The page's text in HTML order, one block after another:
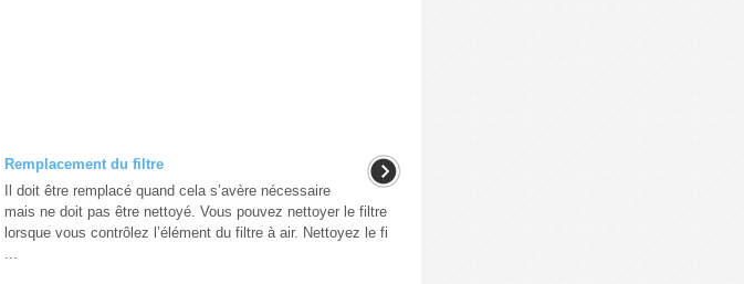
Remplacement du filtre
Il doit être remplacé quand cela s’avère nécessaire
mais ne doit pas être nettoyé. Vous pouvez nettoyer le filtre
lorsque vous contrôlez l’élément du filtre à air. Nettoyez le fi
...